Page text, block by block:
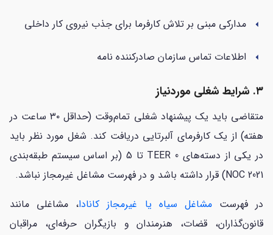
arrow_left مدارکی مبنی بر تلاش کارفرما برای جذب نیروی کار داخلی
arrow_left اطلاعات تماس سازمان صادرکننده نامه
۳. شرایط شغلی موردنیاز
متقاضی باید یک پیشنهاد شغلی تمام‌وقت (حداقل ۳۰ ساعت در
هفته) از یک کارفرمای آلبرتایی دریافت کند. شغل مورد نظر باید
در یکی از دسته‌های TEER 0 تا 5 (بر اساس سیستم طبقه‌بندی
NOC 2021) قرار داشته باشد و در فهرست مشاغل غیرمجاز نباشد.
در فهرستمشاغل سیاه یا غیرمجاز کانادا، مشاغلی مانند
قانون‌گذاران، قضات، هنرمندان و بازیگران حرفه‌ای، مراقبان